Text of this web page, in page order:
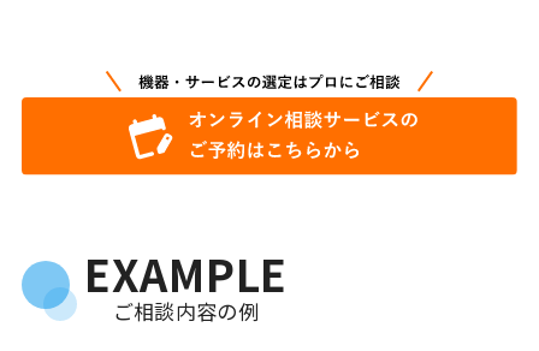
EXAMPLE
ご相談内容の例